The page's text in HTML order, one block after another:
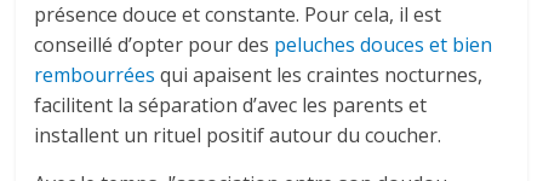
présence douce et constante. Pour cela, il est
conseillé d’opter pour des peluches douces et bien
rembourrées qui apaisent les craintes nocturnes,
facilitent la séparation d’avec les parents et
installent un rituel positif autour du coucher.